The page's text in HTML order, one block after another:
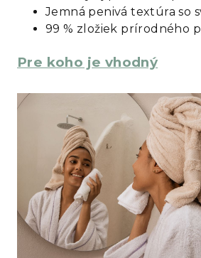
Jemná penivá textúra so
99 % zložiek prírodného
Pre koho je vhodný